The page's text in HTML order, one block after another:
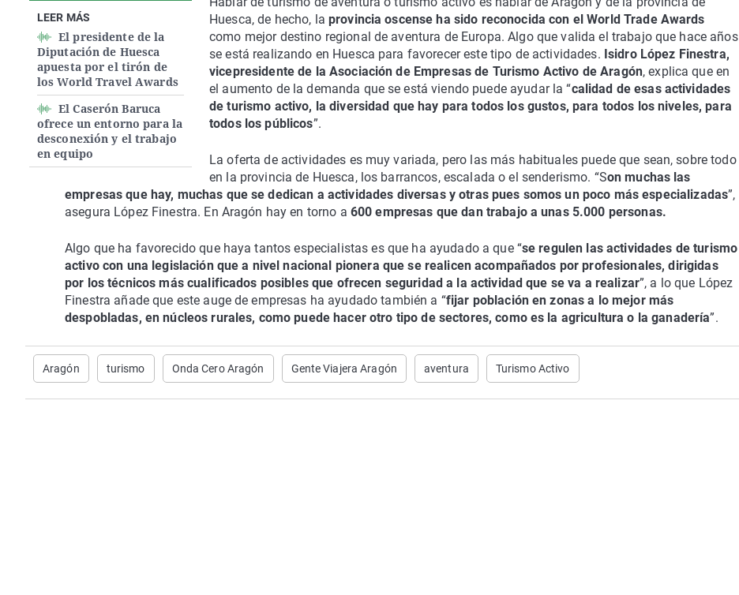
LEER MÁS
El presidente de la
Diputación de Huesca
apuesta por el tirón de
los World Travel Awards
El Caserón Baruca
ofrece un entorno para la
desconexión y el trabajo
en equipo
Huesca, de hecho, la provincia oscense ha sido reconocida con el World Trade Awards
como mejor destino regional de aventura de Europa. Algo que valida el trabajo que hace años
se está realizando en Huesca para favorecer este tipo de actividades. Isidro López Finestra,
vicepresidente de la Asociación de Empresas de Turismo Activo de Aragón, explica que en
el aumento de la demanda que se está viendo puede ayudar la “calidad de esas actividades
de turismo activo, la diversidad que hay para todos los gustos, para todos los niveles, para
todos los públicos”.
La oferta de actividades es muy variada, pero las más habituales puede que sean, sobre todo
en la provincia de Huesca, los barrancos, escalada o el senderismo. “Son muchas las
empresas que hay, muchas que se dedican a actividades diversas y otras pues somos un poco más especializadas”,
asegura López Finestra. En Aragón hay en torno a 600 empresas que dan trabajo a unas 5.000 personas.
Algo que ha favorecido que haya tantos especialistas es que ha ayudado a que “se regulen las actividades de turismo
activo con una legislación que a nivel nacional pionera que se realicen acompañados por profesionales, dirigidas
por los técnicos más cualificados posibles que ofrecen seguridad a la actividad que se va a realizar”, a lo que López
Finestra añade que este auge de empresas ha ayudado también a “fijar población en zonas a lo mejor más
despobladas, en núcleos rurales, como puede hacer otro tipo de sectores, como es la agricultura o la ganadería”.
Aragón turismo Onda Cero Aragón Gente Viajera Aragón aventura Turismo Activo